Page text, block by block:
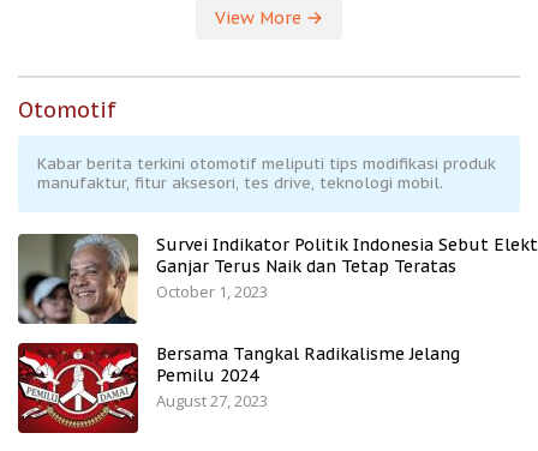
View More
Otomotif
Kabar berita terkini otomotif meliputi tips modifikasi produk
manufaktur, fitur aksesori, tes drive, teknologi mobil.
Survei Indikator Politik Indonesia Sebut
Ganjar Terus Naik dan Tetap Teratas
October 1, 2023
Bersama Tangkal Radikalisme Jelang
Pemilu 2024
August 27, 2023